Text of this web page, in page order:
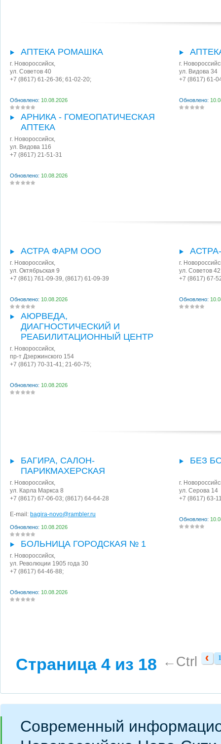
АПТЕКА РОМАШКА
г. Новороссийск,
ул. Советов 40
+7 (8617) 61-26-36; 61-02-20;
Обновлено: 10.08.2026
г.
ул. Видова 34
+7 (8617) 61-
Обновлено:
АРНИКА - ГОМЕОПАТИЧЕСКАЯ
АПТЕКА
г. Новороссийск,
ул. Видова 116
+7 (8617) 21-51-31
Обновлено: 10.08.2026
АСТРА ФАРМ ООО
г. Новороссийск,
ул. Октябрьская 9
+7 (861) 761-09-39, (8617) 61-09-39
Обновлено: 10.08.2026
г.
ул. Советов 42
+7 (8617) 67-
Обновлено:
АЮРВЕДА,
ДИАГНОСТИЧЕСКИЙ И
РЕАБИЛИТАЦИОННЫЙ ЦЕНТР
г. Новороссийск,
пр-т Дзержинского 154
+7 (8617) 70-31-41; 21-60-75;
Обновлено: 10.08.2026
БАГИРА, САЛОН-
ПАРИКМАХЕРСКАЯ
г. Новороссийск,
ул. Карла Маркса 8
+7 (8617) 67-06-03; (8617) 64-64-28
E-mail: bagira-novo@rambler.ru
Обновлено: 10.08.2026
БЕЗ
г.
ул. Серова 14
+7 (8617) 63-
Обновлено:
БОЛЬНИЦА ГОРОДСКАЯ № 1
г. Новороссийск,
ул. Революции 1905 года 30
+7 (8617) 64-46-88;
Обновлено: 10.08.2026
Страница 4 из 18 ←Ctrl 1
1
Современный